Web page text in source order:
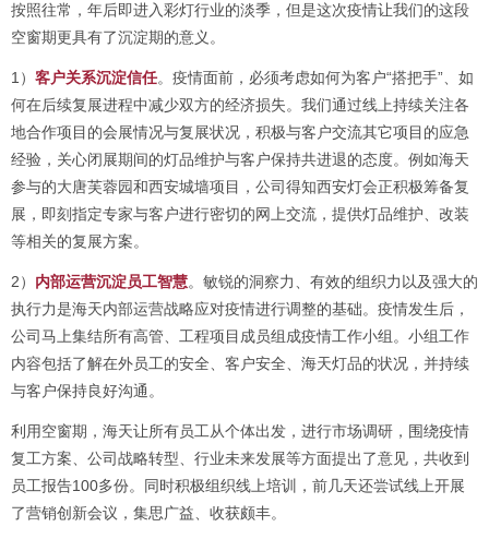
按照往常，年后即进入彩灯行业的淡季，但是这次疫情让我们的这段
空窗期更具有了沉淀期的意义。
1） 客户关系沉淀信任。疫情面前，必须考虑如何为客户“搭把手”、如
何在后续复展进程中减少双方的经济损失。我们通过线上持续关注各
地合作项目的会展情况与复展状况，积极与客户交流其它项目的应急
经验，关心闭展期间的灯品维护与客户保持共进退的态度。例如海天
参与的大唐芙蓉园和西安城墙项目，公司得知西安灯会正积极筹备复
展，即刻指定专家与客户进行密切的网上交流，提供灯品维护、改装
等相关的复展方案。
2） 内部运营沉淀员工智慧。敏锐的洞察力、有效的组织力以及强大的
执行力是海天内部运营战略应对疫情进行调整的基础。疫情发生后，
公司马上集结所有高管、工程项目成员组成疫情工作小组。小组工作
内容包括了解在外员工的安全、客户安全、海天灯品的状况，并持续
与客户保持良好沟通。
利用空窗期，海天让所有员工从个体出发，进行市场调研，围绕疫情
复工方案、公司战略转型、行业未来发展等方面提出了意见，共收到
员工报告100多份。同时积极组织线上培训，前几天还尝试线上开展
了营销创新会议，集思广益、收获颇丰。